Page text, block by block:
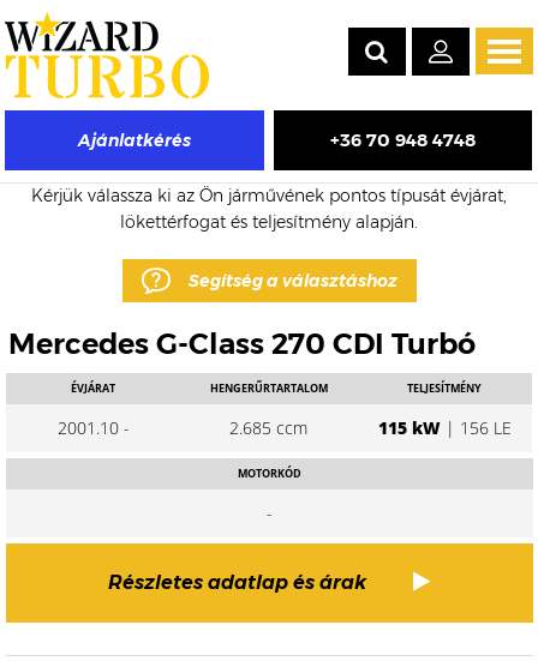
Ajánlatkérés +36 70 948 4748
Mercedes G-Class eladó turbó árak
Kérjük válassza ki az Ön járművének pontos típusát évjárat,
lökettérfogat és teljesítmény alapján.
Segítség a választáshoz
Mercedes G-Class 270 CDI Turbó
ÉVJÁRAT
2001.10 -
HENGERŰRTARTALOM
2.685 ccm
TELJESÍTMÉNY
115 kW| 156 LE
MOTORKÓD
-
Részletes adatlap és árak